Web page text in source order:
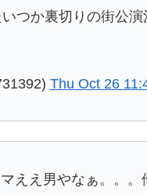
つか裏切りの街公
Thu Oct 26
ええ男やなぁ。。